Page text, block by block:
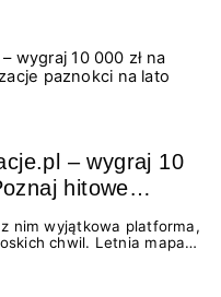
to coś więcej niż
teksturę,
podniebieniu. Tego lata
tworząc unikalny projekt
– wygraj 10
hitowe
nim wyjątkowa platforma,
chwil. Letnia mapa
wyjazdów, przez